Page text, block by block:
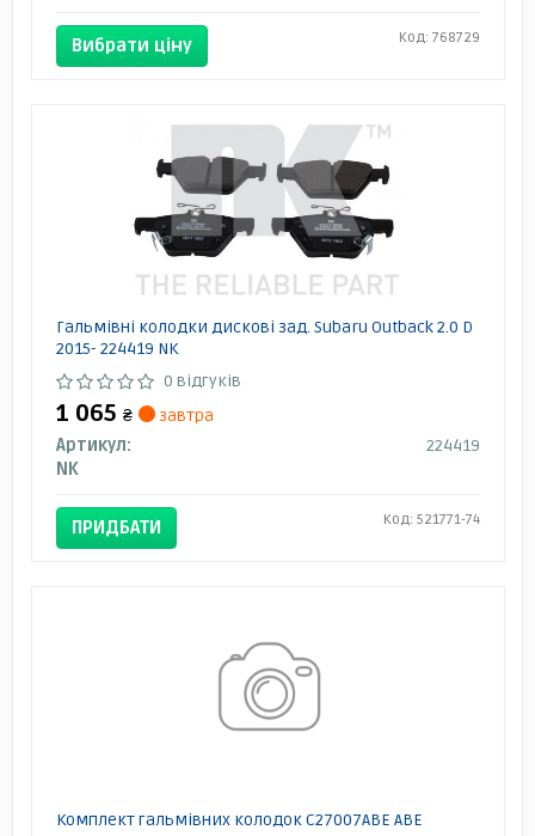
Вибрати ціну Код: 768729
Гальмівні колодки дискові зад. Subaru Outback 2.0 D
2015- 224419 NK
0 відгуків
1 065 ₴
завтра
Артикул:
224419
NK
ПРИДБАТИ Код: 521771-74
Комплект гальмівних колодок C27007ABE ABE